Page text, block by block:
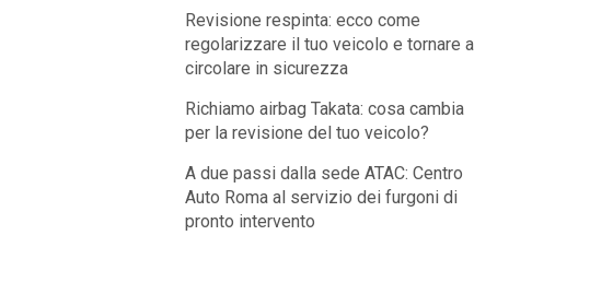
Revisione respinta: ecco come
regolarizzare il tuo veicolo e tornare a
circolare in sicurezza
Richiamo airbag Takata: cosa cambia
per la revisione del tuo veicolo?
A due passi dalla sede ATAC: Centro
Auto Roma al servizio dei furgoni di
pronto intervento